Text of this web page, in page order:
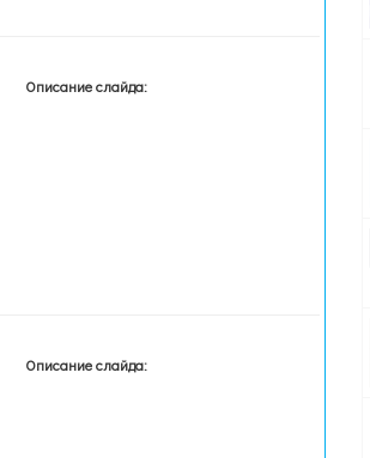
Описание слайда:
Описание слайда: